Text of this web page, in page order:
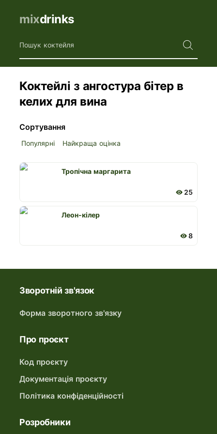
mixdrinks
Пошук коктейля
Коктейлі з ангостура бітер в
келих для вина
Сортування
Популярні Найкраща оцінка
25
Тропічна маргарита
8
Леон-кілер
Зворотній зв'язок
Форма зворотного зв'язку
Про проєкт
Код проєкту
Документація проєкту
Політика конфіденційності
Розробники